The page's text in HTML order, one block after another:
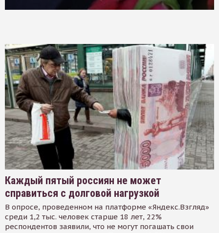
Каждый пятый россиян не может
справиться с долговой нагрузкой
В опросе, проведенном на платформе «Яндекс.Взгляд»
среди 1,2 тыс. человек старше 18 лет, 22%
респондентов заявили, что не могут погашать свои